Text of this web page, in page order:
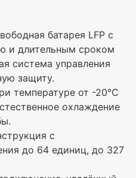
батарея LFP с
и длительным сроком
система управления
защиту.
температуре от -20°C
охлаждение
с
до 64 единиц, до 327